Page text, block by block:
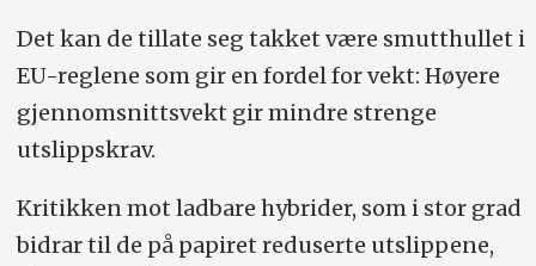
Det kan de tillate seg takket være smutthullet i
EU-reglene som gir en fordel for vekt: Høyere
gjennomsnittsvekt gir mindre strenge
utslippskrav.
Kritikken mot ladbare hybrider, som i stor grad
bidrar til de på papiret reduserte utslippene,